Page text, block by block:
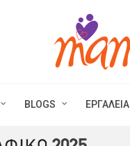
BLOGS ΕΡΓΑΛΕΙΑ